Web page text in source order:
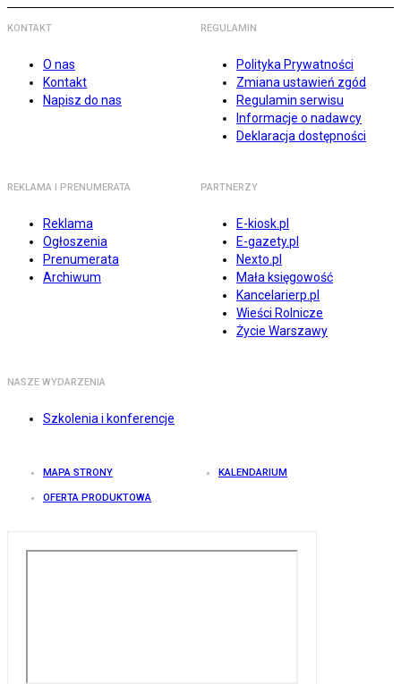
KONTAKT
O nas
Kontakt
Napisz do nas
REGULAMIN
Polityka Prywatności
Zmiana ustawień zgód
Regulamin serwisu
Informacje o nadawcy
Deklaracja dostępności
REKLAMA I PRENUMERATA
Reklama
Ogłoszenia
Prenumerata
Archiwum
PARTNERZY
E-kiosk.pl
E-gazety.pl
Nexto.pl
Mała księgowość
Kancelarierp.pl
Wieści Rolnicze
Życie Warszawy
NASZE WYDARZENIA
Szkolenia i konferencje
MAPA STRONY KALENDARIUM
OFERTA PRODUKTOWA